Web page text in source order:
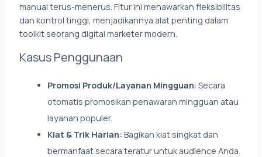
manual terus-menerus. Fitur ini menawarkan fleksibilitas
dan kontrol tinggi, menjadikannya alat penting dalam
toolkit seorang digital marketer modern.
Kasus Penggunaan
Promosi Produk/Layanan Mingguan: Secara
otomatis promosikan penawaran mingguan atau
layanan populer.
Kiat & Trik Harian: Bagikan kiat singkat dan
bermanfaat secara teratur untuk audience Anda.